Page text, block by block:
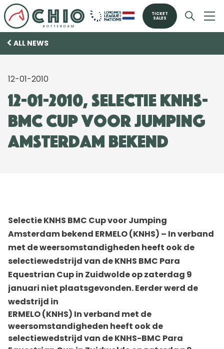
TICKET
SALES
ALL NEWS
12-01-2010
12-01-2010, Selectie KNHS-
BMC Cup voor Jumping
Amsterdam bekend
Selectie KNHS BMC Cup voor Jumping
Amsterdam bekend ERMELO (KNHS) – In verband
met de weersomstandigheden heeft ook de
selectiewedstrijd van de KNHS BMC Para
Equestrian Cup in Zuidwolde op zaterdag 9
januari niet plaatsgevonden. Eerder werd de
wedstrijd in
ERMELO (KNHS) In verband met de
weersomstandigheden heeft ook de
selectiewedstrijd van de KNHS-BMC Para